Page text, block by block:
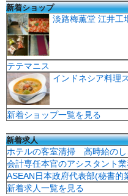
新着ショップ
淡路梅薫堂 江井工
テテマニス
インドネシア料理
新着ショップ一覧を見る
新着求人
ホテルの客室清掃 高時給の
会計専任本官のアシスタント
ASEAN日本政府代表部(秘書的
新着求人一覧を見る